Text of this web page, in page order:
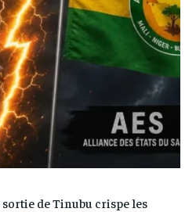
de Tinubu crispe les